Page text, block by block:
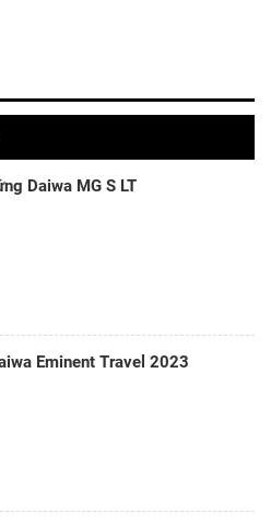
Daiwa MG S LT
Eminent Travel 2023